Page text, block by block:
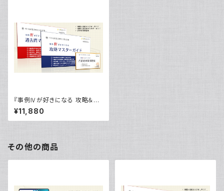
『事例Ⅳが好きになる 攻略＆過
去問マスターガイド』ブーストパ
ック
¥11,880
その他の商品